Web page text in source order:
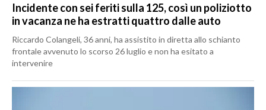
Incidente con sei feriti sulla 125, così un poliziotto
in vacanza ne ha estratti quattro dalle auto
Riccardo Colangeli, 36 anni, ha assistito in diretta allo schianto
frontale avvenuto lo scorso 26 luglio e non ha esitato a
intervenire